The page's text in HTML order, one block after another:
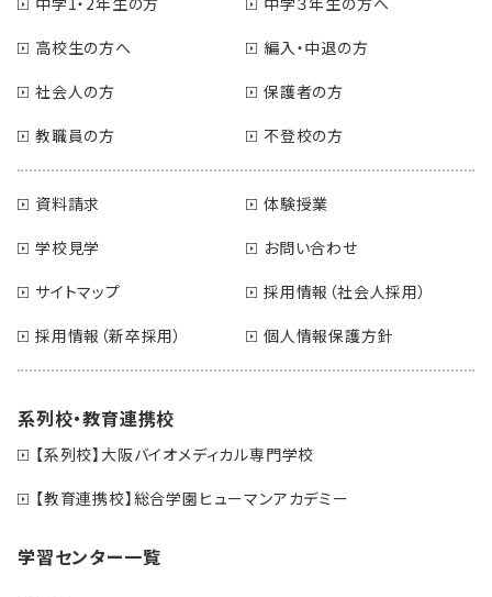
高校生の方へ
編入・中退の方
社会人の方
保護者の方
教職員の方
不登校の方
資料請求
体験授業
学校見学
お問い合わせ
サイトマップ
採用情報（社会人採用）
採用情報（新卒採用）
個人情報保護方針
系列校・教育連携校
【系列校】大阪バイオメディカル専門学校
【教育連携校】総合学園ヒューマンアカデミー
学習センター一覧